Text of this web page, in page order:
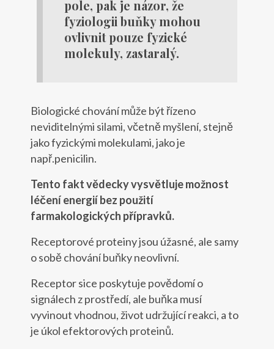
pole, pak je názor, že
fyziologii buňky mohou
ovlivnit pouze fyzické
molekuly, zastaralý.
Biologické chování může být řízeno
neviditelnými silami, včetně myšlení, stejně
jako fyzickými molekulami, jako je
např.penicilin.
Tento fakt vědecky vysvětluje možnost
léčení energií bez použití
farmakologických přípravků.
Receptorové proteiny jsou úžasné, ale samy
o sobě chování buňky neovlivní.
Receptor sice poskytuje povědomí o
signálech z prostředí, ale buňka musí
vyvinout vhodnou, život udržující reakci, a to
je úkol efektorových proteinů.